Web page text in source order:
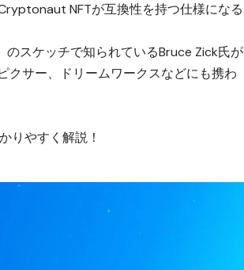
NFTが互換性を持つ仕様になる
スケッチで知られているBruce Zick氏が
クサー、ドリームワークスなどにも携わ
りやすく解説！